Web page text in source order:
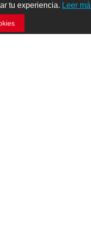
tu experiencia. Leer